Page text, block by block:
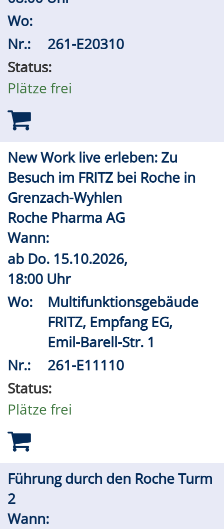
Wo:
Nr.:
261-E20310
Status:
Plätze frei
New Work live erleben: Zu
Besuch im FRITZ bei Roche in
Grenzach-Wyhlen
Roche Pharma AG
Wann:
ab Do. 15.10.2026,
18:00 Uhr
Wo:
Multifunktionsgebäude
FRITZ, Empfang EG,
Emil-Barell-Str. 1
Nr.:
261-E11110
Status:
Plätze frei
Führung durch den Roche Turm
2
Wann: